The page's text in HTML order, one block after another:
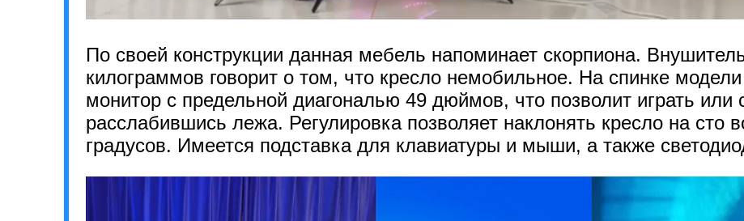
По своей конструкции данная мебель напоминает скорпиона.
килограммов говорит о том, что кресло немобильное. На спинке
монитор с предельной диагональю 49 дюймов, что позволит играть или
расслабившись лежа. Регулировка позволяет наклонять кресло на сто
градусов. Имеется подставка для клавиатуры и мыши, а также